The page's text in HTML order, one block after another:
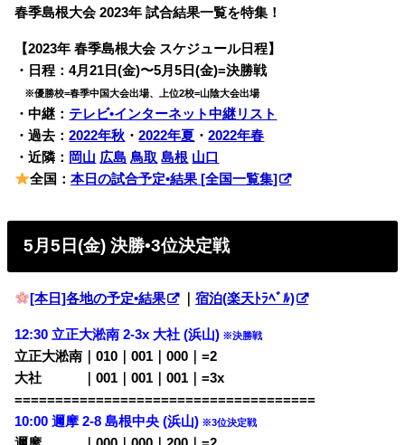
春季島根大会 2023年 試合結果一覧を特集！
【2023年 春季島根大会 スケジュール日程】
・日程：4月21日(金)〜5月5日(金)=決勝戦
※優勝校=春季中国大会出場、上位2校=山陰大会出場
・中継： テレビ•インターネット中継リスト
・過去：2022年秋 ・2022年夏 ・2022年春
・近隣： 岡山 広島 鳥取 島根 山口
全国：本日の試合予定•結果 [全国一覧集]
5月5日(金) 決勝•3位決定戦
[本日]各地の予定•結果 ｜宿泊(楽天ﾄﾗﾍﾞﾙ)
12:30 立正大淞南 2-3x 大社 (浜山) ※決勝戦
立正大淞南｜010｜001｜000｜=2
大社 ｜001｜001｜001｜=3x
=====================================
10:00 邇摩 2-8 島根中央 (浜山) ※3位決定戦